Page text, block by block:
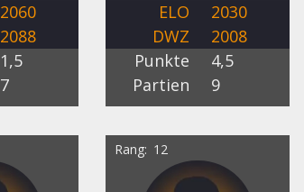
2060
2088
1,5
7
ELO
2030
DWZ
2008
Punkte
4,5
Partien
9
Rang 12